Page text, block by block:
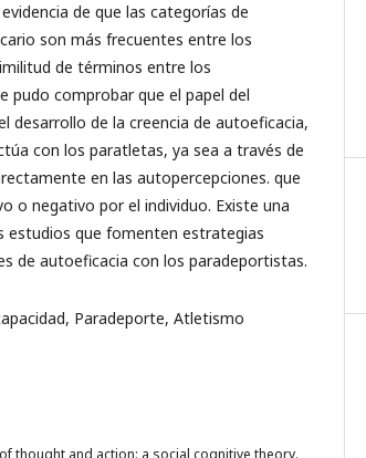
de que las categorías de
son más frecuentes entre los
de términos entre los
pudo comprobar que el papel del
desarrollo de la creencia de autoeficacia,
con los paratletas, ya sea a través de
en las autopercepciones. que
o negativo por el individuo. Existe una
estudios que fomenten estrategias
de autoeficacia con los paradeportistas.
Paradeporte, Atletismo